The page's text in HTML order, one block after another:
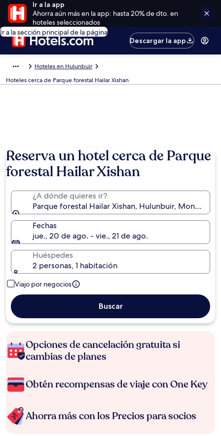
Ir a la app
Ahorra aún más en la app: hasta 20% de dto. en
hoteles seleccionados
Ir a la sección principal de la página
Descargar la app
Hoteles en Hulunbuir
Hoteles cerca de Parque forestal Hailar Xishan
Reserva un hotel cerca de Parque
forestal Hailar Xishan
¿A dónde quieres ir?
Parque forestal Hailar Xishan, Hulunbuir, Mongolia
Fechas
jue., 20 de ago. - vie., 21 de ago.
Huéspedes
2 personas, 1 habitación
Viajo por negocios
Buscar
Opciones de cancelación gratuita si
cambias de planes
Obtén recompensas de viaje con One Key
Ahorra más con los Precios para socios